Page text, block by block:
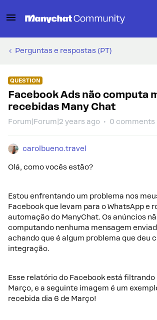
Perguntas e respostas (PT)
QUESTION
Facebook Ads não computa
recebidas Many Chat
Forum|Forum|2 years ago 0 comments
carolbueno.travel
Olá, como vocês estão?
Estou enfrentando um problema nos
Facebook que levam para o WhatsApp e
automação do ManyChat. Os anúncios
computando nenhuma mensagem
achando que é algum problema que deu
integração.
Esse relatório do Facebook está filtrando
Março, e a seguinte imagem é um
recebida dia 6 de Março!